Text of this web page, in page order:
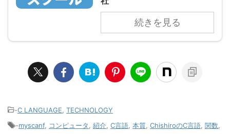
続きを見る
-C LANGUAGE TECHNOLOGY
-myscanf, コンピュータ 紹介 C言語 本質 ChishiroのC言語 関数